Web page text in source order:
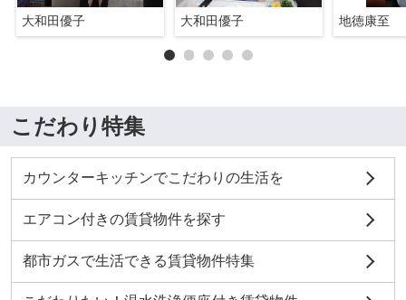
大和田優子 大和田優子 地徳康至
こだわり特集
カウンターキッチンでこだわりの生活を
エアコン付きの賃貸物件を探す
都市ガスで生活できる賃貸物件特集